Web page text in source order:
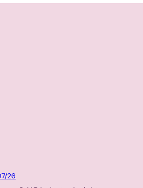
26